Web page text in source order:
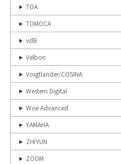
TOA
TOMOCA
vdB
Velbon
Voigtlander/COSINA
Western Digital
Wise Advanced
YAMAHA
ZHIYUN
ZOOM